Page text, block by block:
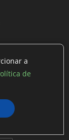
a
de